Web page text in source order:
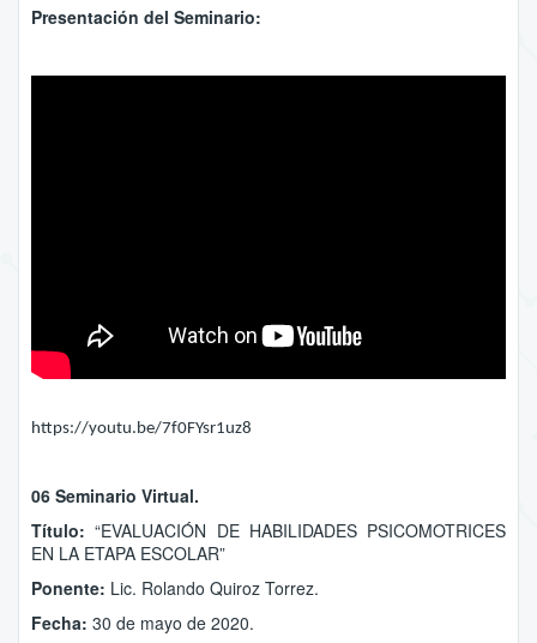
Presentación del Seminario:
https://youtu.be/7f0FYsr1uz8
06 Seminario Virtual.
Título: “EVALUACIÓN DE HABILIDADES PSICOMOTRICES
EN LA ETAPA ESCOLAR”
Ponente: Lic. Rolando Quiroz Torrez.
Fecha: 30 de mayo de 2020.